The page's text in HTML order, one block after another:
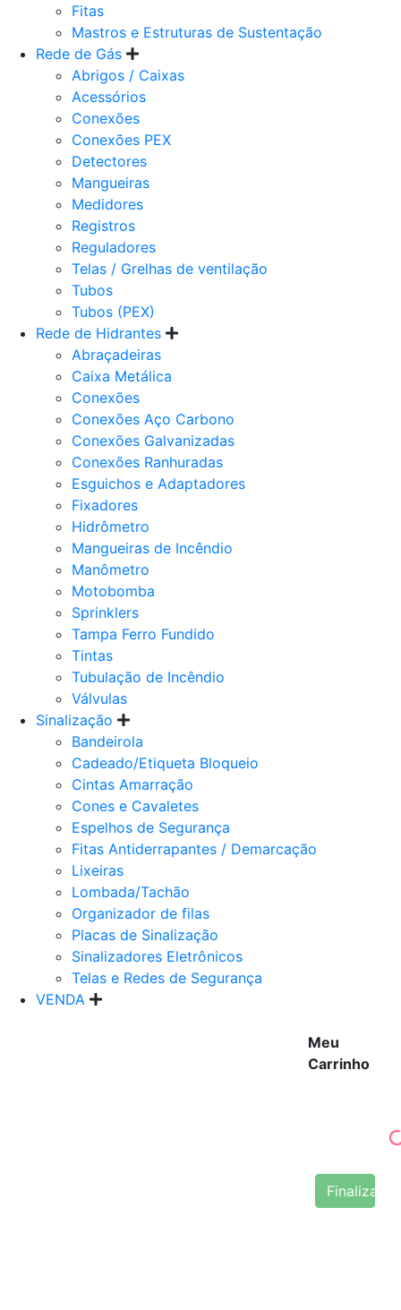
Fitas
Mastros e Estruturas de Sustentação
Rede de Gás
Abrigos / Caixas
Acessórios
Conexões
Conexões PEX
Detectores
Mangueiras
Medidores
Registros
Reguladores
Telas / Grelhas de ventilação
Tubos
Tubos (PEX)
Rede de Hidrantes
Abraçadeiras
Caixa Metálica
Conexões
Conexões Aço Carbono
Conexões Galvanizadas
Conexões Ranhuradas
Esguichos e Adaptadores
Fixadores
Hidrômetro
Mangueiras de Incêndio
Manômetro
Motobomba
Sprinklers
Tampa Ferro Fundido
Tintas
Tubulação de Incêndio
Válvulas
Sinalização
Bandeirola
Cadeado/Etiqueta Bloqueio
Cintas Amarração
Cones e Cavaletes
Espelhos de Segurança
Fitas Antiderrapantes / Demarcação
Lixeiras
Lombada/Tachão
Organizador de filas
Placas de Sinalização
Sinalizadores Eletrônicos
Telas e Redes de Segurança
VENDA
Meu
Carrinho
Finalizar